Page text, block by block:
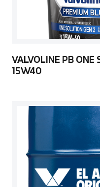
VALVOLINE PB ONE
15W40